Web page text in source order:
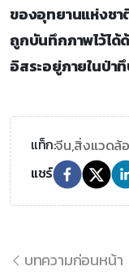
ของอุทยานแห่งช
ถูกบันทึกภาพไว้ได้
อิสระอยู่ภายในป่า
แท็ก:จีน,สิ่งแวดล้
แชร์
บทความก่อนหน้า